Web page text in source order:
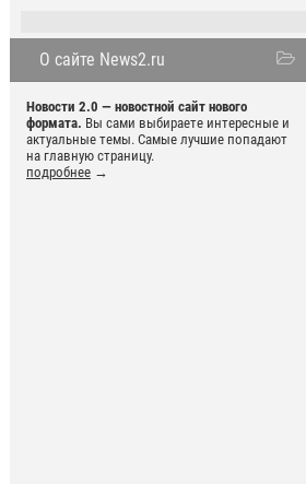
О сайте News2.ru
Новости 2.0 — новостной сайт нового
формата. Вы сами выбираете интересные и
актуальные темы. Самые лучшие попадают
на главную страницу.
подробнее →